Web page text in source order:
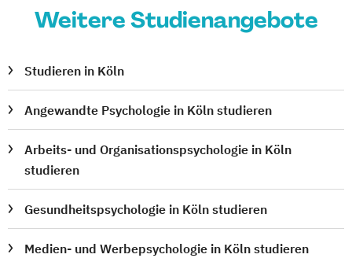
Weitere Studienangebote
Studieren in Köln
Angewandte Psychologie in Köln studieren
Arbeits- und Organisationspsychologie in Köln
studieren
Gesundheitspsychologie in Köln studieren
Medien- und Werbepsychologie in Köln studieren